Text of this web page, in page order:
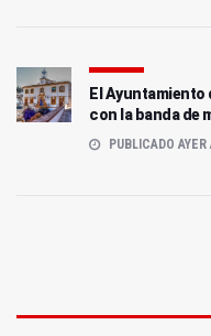
El Ayuntamiento
con la banda de
PUBLICADO